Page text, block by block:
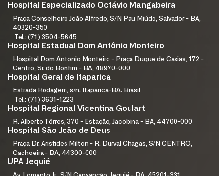
Hospital Especializado Octávio Mangabeira
Praça Conselheiro João Alfredo, S/N Pau Miúdo, Salvador - BA,
40320-350
Tel.: (71) 3504-5645
Hospital Estadual Dom Antônio Monteiro
Hospital Dom Antonio Monteiro - Praça Duque de Caxias, 172 -
Centro, Sr. do Bonfim - BA, 48970-000
Hospital Geral de Itaparica
Estrada Rodagem, s/n. Itaparica-BA. Brasil
Tel.: (71) 3631-1223
Hospital Regional Vicentina Goulart
R. Alberto Tôrres, 370 - Estação, Jacobina - BA, 44700-000
Hospital São João de Deus
Praça Dr. Aristides Milton - R. Durval Chagas, S/N CENTRO,
Cachoeira - BA, 44300-000
UPA Jequié